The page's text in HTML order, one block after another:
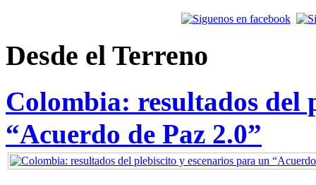
Desde el Terreno
Colombia: resultados del
“Acuerdo de Paz 2.0”